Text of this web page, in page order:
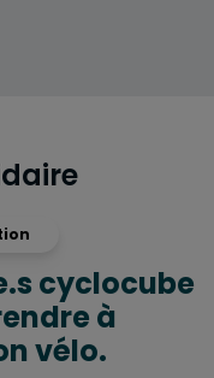
cyclocube
à
vélo.